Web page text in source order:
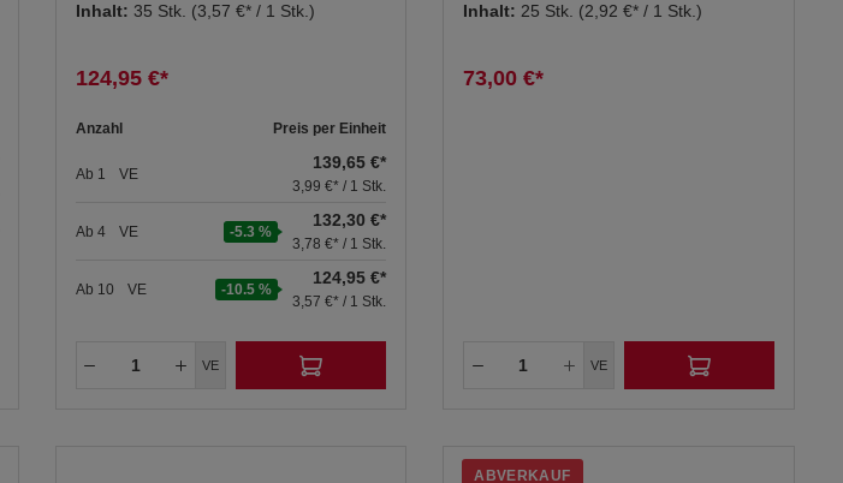
Inhalt: 35 Stk. (3,57 €* / 1 Stk.)
124,95 €*
Anzahl Preis per Einheit
Ab 1 VE
139,65 €*
3,99 €* / 1 Stk.
Ab 4 VE -5.3 %
132,30 €*
3,78 €* / 1 Stk.
Ab 10 VE -10.5 %
124,95 €*
3,57 €* / 1 Stk.
VE
Inhalt: 25 Stk. (2,92 €* / 1 Stk.)
73,00 €*
VE
ABVERKAUF